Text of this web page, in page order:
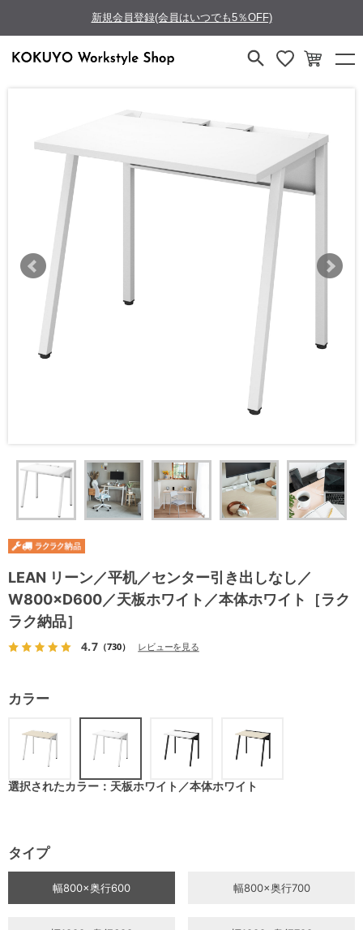
新規会員登録(会員はいつでも5％OFF)
LEAN リーン／平机／センター引き出しなし／
W800×D600／天板ホワイト／本体ホワイト［ラク
ラク納品］
4.7（730） レビューを見る
カラー
選択されたカラー：天板ホワイト／本体ホワイト
タイプ
幅800×奥行600 幅800×奥行700